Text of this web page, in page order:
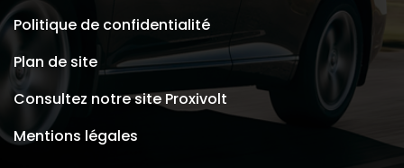
Politique de confidentialité
Plan de site
Consultez notre site Proxivolt
Mentions légales